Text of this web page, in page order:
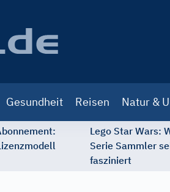
Gesundheit Reisen Natur &
Lego Star Wars:
Serie Sammler
fasziniert